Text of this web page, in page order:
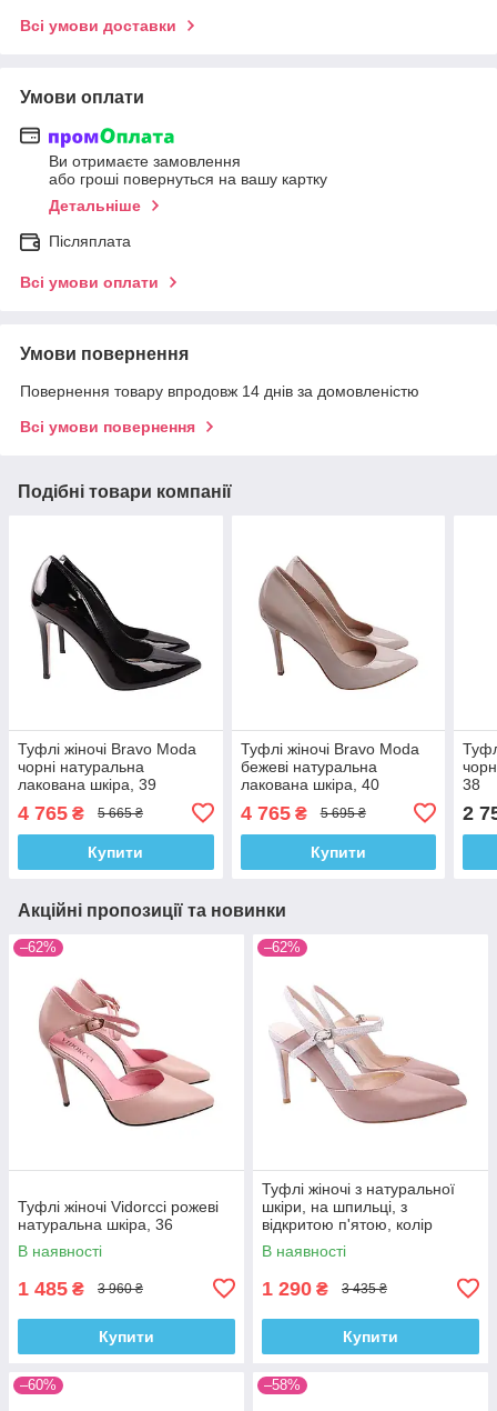
Всі умови доставки
Умови оплати
Ви отримаєте замовлення
або гроші повернуться на вашу картку
Детальніше
Післяплата
Всі умови оплати
Умови повернення
Повернення товару впродовж 14 днів за домовленістю
Всі умови повернення
Подібні товари компанії
Туфлі жіночі Bravo Moda
чорні натуральна
лакована шкіра, 39
4 765 ₴ 5 665 ₴
Купити
Туфлі жіночі Bravo Moda
бежеві натуральна
лакована шкіра, 40
4 765₴ 5 695 ₴
Купити
38
2
Акційні пропозиції та новинки
–62%
Туфлі жіночі Vidorcci рожеві
натуральна шкіра, 36
В наявності
1 485 ₴ 3 960 ₴
Купити
–62%
Туфлі жіночі з натуральної
шкіри, на шпильці, з
відкритою п'ятою, колір
капучино, Anemone, 36
В наявності
1 290 ₴ 3 435 ₴
Купити
–60% –58%